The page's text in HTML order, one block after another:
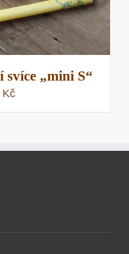
„mini S“
Kč